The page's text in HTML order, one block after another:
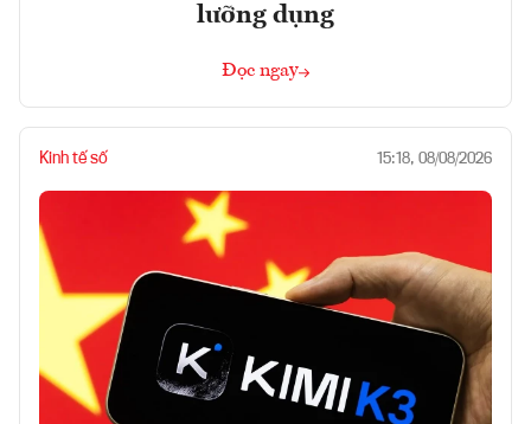
lưỡng dụng
Đọc ngay
Kinh tế số 15:18, 08/08/2026